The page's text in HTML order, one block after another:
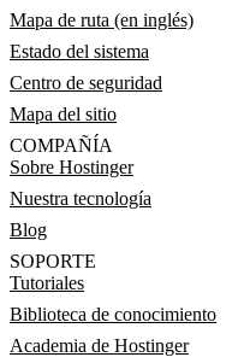
Mapa de ruta (en inglés)
Estado del sistema
Centro de seguridad
Mapa del sitio
COMPAÑÍA
Sobre Hostinger
Nuestra tecnología
Blog
SOPORTE
Tutoriales
Biblioteca de conocimiento
Academia de Hostinger